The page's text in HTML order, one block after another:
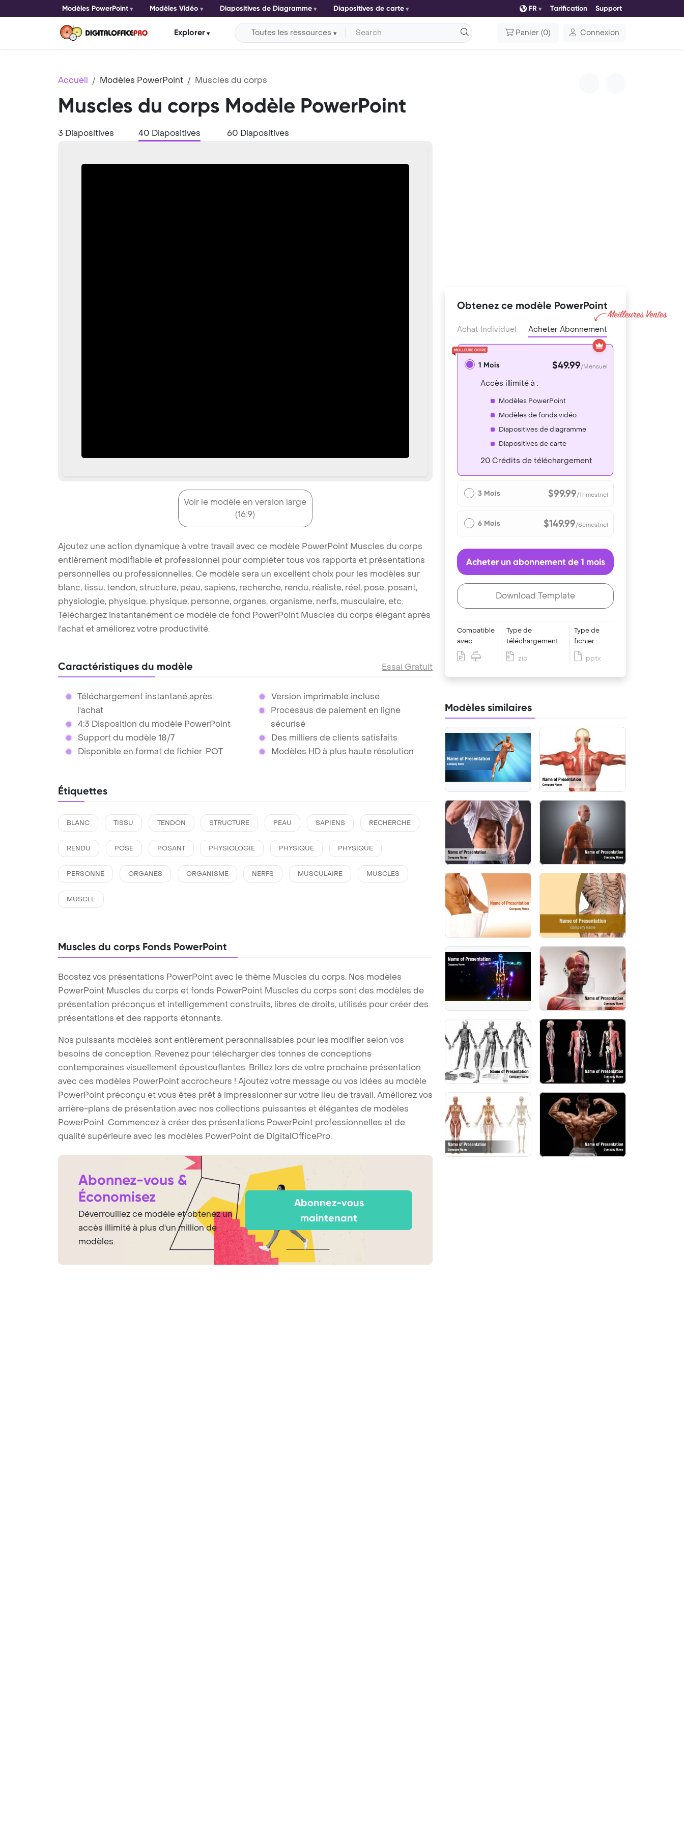
Modèles PowerPoint Modèles Vidéo Diapositives de Diagramme Diapositives de carte FR Tarification Support
Explorer Toutes les ressources Panier (0) Connexion
Accueil Modèles PowerPoint Muscles du corps
Muscles du corps Modèle PowerPoint
3 Diapositives 40 Diapositives 60 Diapositives
Voir le modèle en version large
(16:9)
Ajoutez une action dynamique à votre travail avec ce modèle PowerPoint Muscles du corps
entièrement modifiable et professionnel pour compléter tous vos rapports et présentations
personnelles ou professionnelles. Ce modèle sera un excellent choix pour les modèles sur
blanc, tissu, tendon, structure, peau, sapiens, recherche, rendu, réaliste, réel, pose, posant,
physiologie, physique, physique, personne, organes, organisme, nerfs, musculaire, etc.
Téléchargez instantanément ce modèle de fond PowerPoint Muscles du corps élégant après
l'achat et améliorez votre productivité.
Caractéristiques du modèle Essai Gratuit
Téléchargement instantané après
l'achat
4:3 Disposition du modèle PowerPoint
Support du modèle 18/7
Disponible en format de fichier .POT
Version imprimable incluse
Processus de paiement en ligne
sécurisé
Des milliers de clients satisfaits
Modèles HD à plus haute résolution
Étiquettes
BLANC TISSU TENDON STRUCTURE PEAU SAPIENS RECHERCHE
RENDU POSE POSANT PHYSIOLOGIE PHYSIQUE PHYSIQUE
PERSONNE ORGANES ORGANISME NERFS MUSCULAIRE MUSCLES
MUSCLE
Muscles du corps Fonds PowerPoint
Boostez vos présentations PowerPoint avec le thème Muscles du corps. Nos modèles
PowerPoint Muscles du corps et fonds PowerPoint Muscles du corps sont des modèles de
présentation préconçus et intelligemment construits, libres de droits, utilisés pour créer des
présentations et des rapports étonnants.
Nos puissants modèles sont entièrement personnalisables pour les modifier selon vos
besoins de conception. Revenez pour télécharger des tonnes de conceptions
contemporaines visuellement époustouflantes. Brillez lors de votre prochaine présentation
avec ces modèles PowerPoint accrocheurs ! Ajoutez votre message ou vos idées au modèle
PowerPoint préconçu et vous êtes prêt à impressionner sur votre lieu de travail. Améliorez vos
arrière-plans de présentation avec nos collections puissantes et élégantes de modèles
PowerPoint. Commencez à créer des présentations PowerPoint professionnelles et de
qualité supérieure avec les modèles PowerPoint de DigitalOfficePro.
Abonnez-vous &
Économisez
Déverrouillez ce modèle et obtenez un
accès illimité à plus d'un million de
modèles.
Abonnez-vous
maintenant
Obtenez ce modèle PowerPoint
Achat Individuel Acheter Abonnement
1 Mois $49.99/Mensuel
Accès illimité à :
Modèles PowerPoint
Modèles de fonds vidéo
Diapositives de diagramme
Diapositives de carte
20 Crédits de téléchargement
3 Mois $99.99/Trimestriel
6 Mois $149.99/Semestriel
Acheter un abonnement de 1 mois
Download Template
Compatible
avec
Type de
téléchargement
zip
Type de
fichier
pptx
Modèles similaires